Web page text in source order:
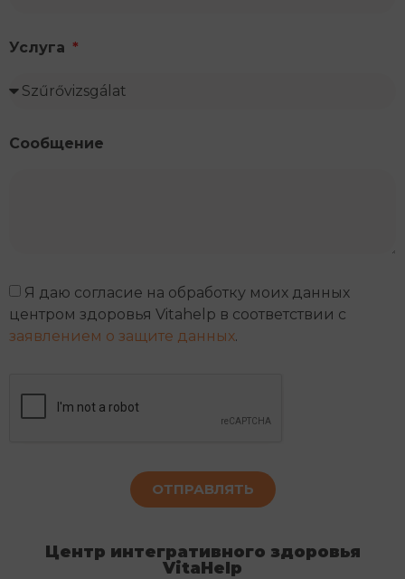
Услуга
Сообщение
Я даю согласие на обработку моих данных
центром здоровья Vitahelp в соответствии с
заявлением о защите данных.
ОТПРАВЛЯТЬ
Центр интегративного здоровья
VitaHelp